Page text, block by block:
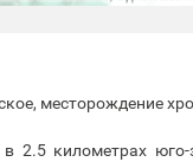
месторождение
2.5 километрах юго-